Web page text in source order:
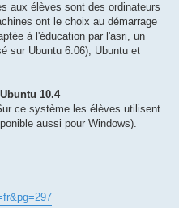
aux élèves sont des ordinateurs
ont le choix au démarrage
à l'éducation par l'asri, un
sur Ubuntu 6.06), Ubuntu et
10.4
ce système les élèves utilisent
aussi pour Windows).